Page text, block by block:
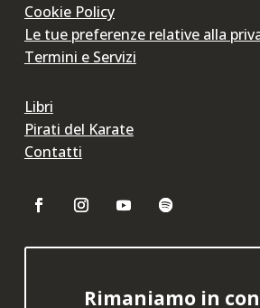
Cookie Policy
Le tue preferenze relative alla
Termini e Servizi
Libri
Pirati del Karate
Contatti
Rimaniamo in